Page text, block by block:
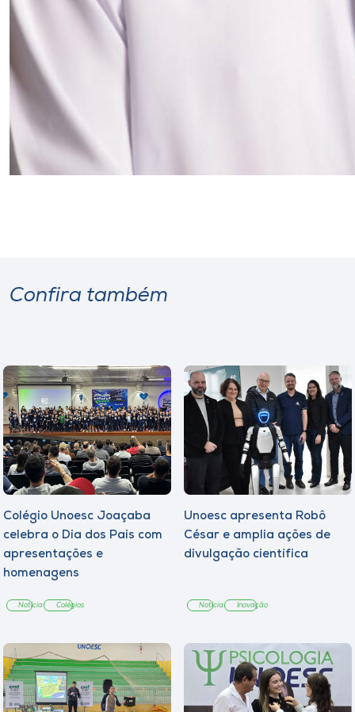
Confira também
Colégio Unoesc Joaçaba
celebra o Dia dos Pais com
apresentações e
homenagens
Notícia Colégios
Unoesc apresenta Robô
César e amplia ações de
divulgação científica
Notícia Inovação